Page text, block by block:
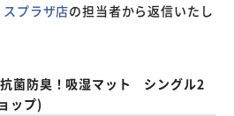
プラザ店の担当者から返信いたし
菌防臭！吸湿マット シングル2
ップ)